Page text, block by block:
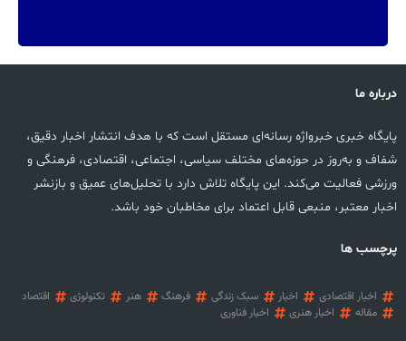
درباره ما
پایگاه خبری خبرواژه رسانه‌ای مستقل است که با هدف انتشار اخبار دقیق،
شفاف و به‌روز در حوزه‌های مختلف سیاسی، اجتماعی، اقتصادی، فرهنگی و
ورزشی فعالیت می‌کند. این پایگاه تلاش دارد با تحلیل‌های عمیق و بازنشر
اخبار معتبر، منبعی قابل اعتماد برای مخاطبان خود باشد.
پرچسب ها
اخبار اقتصادی اخبار سبک زندگی فرهنگ هنر تکنولوژی
اقتصاد
مقاله
اخبار هنری اخبار فناوری